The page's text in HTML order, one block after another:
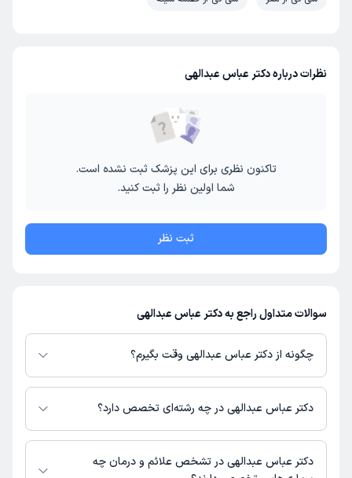
نظرات درباره دکتر عباس عبدالهی
تاکنون نظری برای این پزشک ثبت نشده است.
شما اولین نظر را ثبت کنید.
ثبت نظر
سوالات متداول راجع به دکتر عباس عبدالهی
چگونه از دکتر عباس عبدالهی وقت بگیرم؟
در صورتی کهدکتر عباس عبدالهیدارای پروفایل فعال و نوبت‌دهی باز در پلتفرم
دکترتو باشند، می‌توانید از طریق این پلتفرم برای دریافت نوبت اقدام کنید. در
مطب، شماره تماس، برنامه حضور در مطب، تصاویر پزشک، ساعات کاری و سایر
اطلاعات مرتبط با خدمات پزشکی و نوبت‌گیری ممکن است در پروفایل ایشان در
دکترتو در دسترس باشد
دکتر عباس عبدالهی در چه رشته‌ای تخصص دارد؟
دکتر عباس عبدالهی در رشته‌های زیر (پزشکی) تخصص دارند:
رادیولوژی
عمومی
دکتر عباس عبدالهی در تشخص علائم و درمان چه